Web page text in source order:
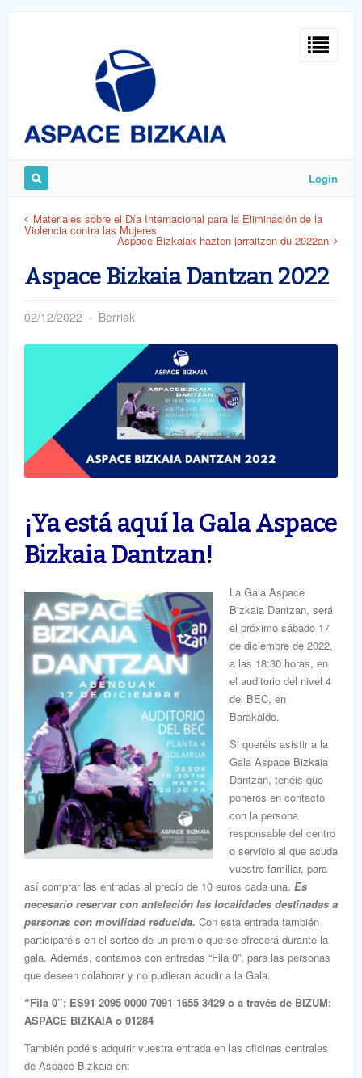
Remember
Me
Login
Materiales sobre el Día Internacional para la Eliminación de la
Violencia contra las Mujeres
Aspace Bizkaiak hazten jarraitzen du 2022an
Aspace Bizkaia Dantzan 2022
02/12/2022 Berriak
¡Ya está aquí la Gala Aspace
Bizkaia Dantzan!
La Gala Aspace
Bizkaia Dantzan, será
el próximo sábado 17
de diciembre de 2022,
a las 18:30 horas, en
el auditorio del nivel 4
del BEC, en
Barakaldo.
Si queréis asistir a la
Gala Aspace Bizkaia
Dantzan, tenéis que
poneros en contacto
con la persona
responsable del centro
o servicio al que acuda
vuestro familiar, para
así comprar las entradas al precio de 10 euros cada una. Es
necesario reservar con antelación las localidades destinadas a
personas con movilidad reducida. Con esta entrada también
participaréis en el sorteo de un premio que se ofrecerá durante la
gala. Además, contamos con entradas “Fila 0”, para las personas
que deseen colaborar y no pudieran acudir a la Gala.
“Fila 0”: ES91 2095 0000 7091 1655 3429 o a través de BIZUM:
ASPACE BIZKAIA o 01284
También podéis adquirir vuestra entrada en las oficinas centrales
de Aspace Bizkaia en: